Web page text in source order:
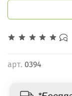
арт. 0394